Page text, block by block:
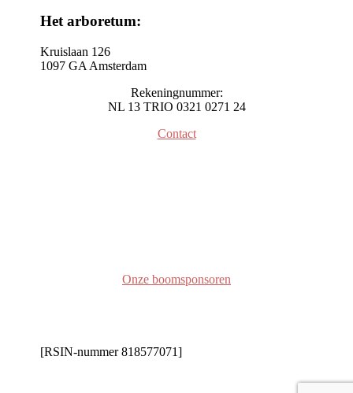
Het arboretum:
Kruislaan 126
1097 GA Amsterdam
Rekeningnummer:
NL 13 TRIO 0321 0271 24
Contact
Onze boomsponsoren
[RSIN-nummer 818577071]